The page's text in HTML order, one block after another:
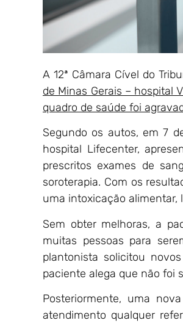
A 12ª Câmara Cível do
de Minas Gerais – hospital
quadro de saúde foi
Segundo os autos, em 7
hospital Lifecenter,
prescritos exames de
soroterapia. Com os
uma intoxicação alimentar,
Sem obter melhoras, a
muitas pessoas para
plantonista solicitou
paciente alega que não foi
Posteriormente, uma
atendimento qualquer